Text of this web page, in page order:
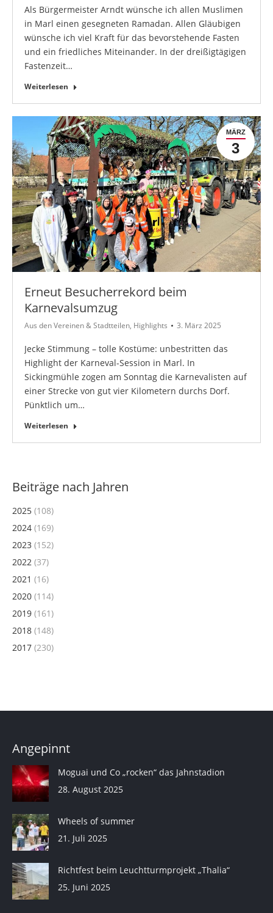
Als Bürgermeister Arndt wünsche ich allen Muslimen
in Marl einen gesegneten Ramadan. Allen Gläubigen
wünsche ich viel Kraft für das bevorstehende Fasten
und ein friedliches Miteinander. In der dreißigtägigen
Fastenzeit…
Weiterlesen
MÄRZ
3
Erneut Besucherrekord beim
Karnevalsumzug
Aus den Vereinen & Stadtteilen, Highlights 3. März 2025
Jecke Stimmung – tolle Kostüme: unbestritten das
Highlight der Karneval-Session in Marl. In
Sickingmühle zogen am Sonntag die Karnevalisten auf
einer Strecke von gut vier Kilometern durchs Dorf.
Pünktlich um…
Weiterlesen
Beiträge nach Jahren
2025 (108)
2024 (169)
2023 (152)
2022 (37)
2021 (16)
2020 (114)
2019 (161)
2018 (148)
2017 (230)
Angepinnt
Moguai und Co „rocken“ das Jahnstadion
28. August 2025
Wheels of summer
21. Juli 2025
Richtfest beim Leuchtturmprojekt „Thalia“
25. Juni 2025